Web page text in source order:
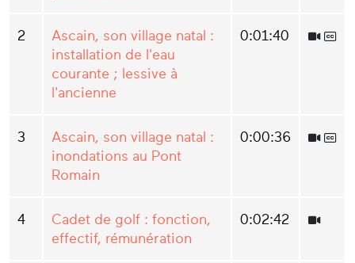
2
Ascain, son village natal :
installation de l'eau
courante ; lessive à
l'ancienne
0:01:40
3
Ascain, son village natal :
inondations au Pont
Romain
0:00:36
4
Cadet de golf : fonction,
effectif, rémunération
0:02:42